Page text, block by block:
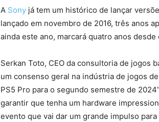
A Sony já tem um histórico de lançar
lançado em novembro de 2016, três anos
ainda este ano, marcará quatro anos
Serkan Toto, CEO da consultoria de jogos
um consenso geral na indústria de jogos
PS5 Pro para o segundo semestre de
garantir que tenha um hardware
evento que vai dar um grande impulso